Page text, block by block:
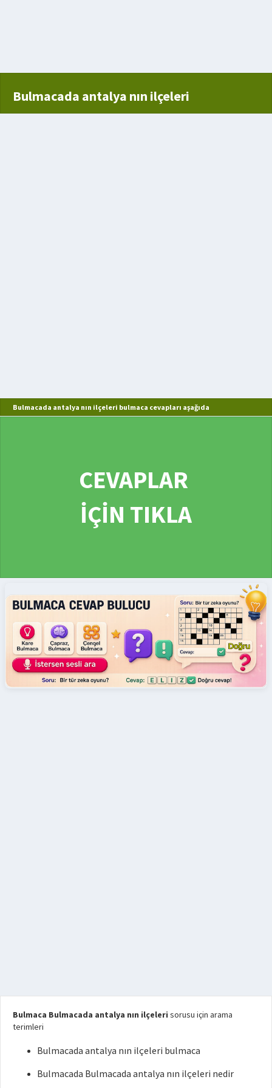
Bulmacada antalya nın ilçeleri
Bulmacada antalya nın ilçeleri bulmaca cevapları aşağıda
CEVAPLAR
İÇİN TIKLA
Bulmaca Bulmacada antalya nın ilçeleri sorusu için arama
terimleri
Bulmacada antalya nın ilçeleri bulmaca
Bulmacada Bulmacada antalya nın ilçeleri nedir